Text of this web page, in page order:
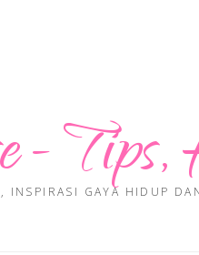
- Tips,
INSPIRASI GAYA HIDUP